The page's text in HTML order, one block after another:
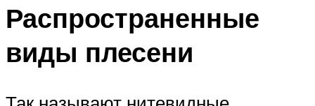
Распространенные
виды плесени